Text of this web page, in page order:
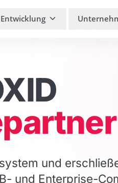
Entwicklung
und
und Enterprise-